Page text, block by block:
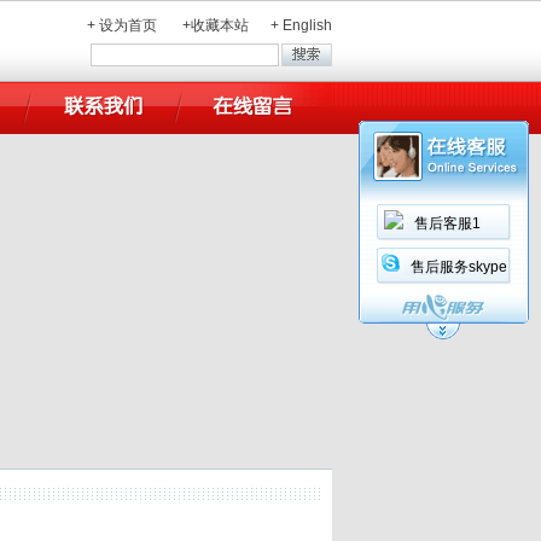
售后客服1
售后服务skype
+ 设为首页 +收藏本站 + English